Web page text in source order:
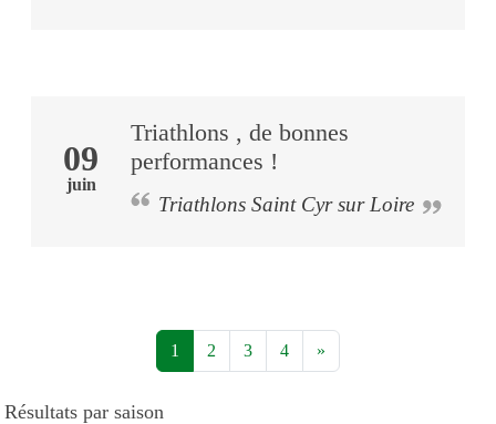
09
juin
Triathlons , de bonnes
performances !
Triathlons Saint Cyr sur Loire
1 2 3 4 »
Résultats par saison